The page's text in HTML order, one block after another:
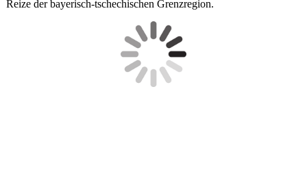
Reize der bayerisch-tschechischen Grenzregion.